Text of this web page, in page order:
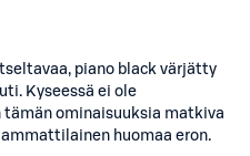
piano black värjätty
Kyseessä ei ole
tämän ominaisuuksia matkiva
huomaa eron.